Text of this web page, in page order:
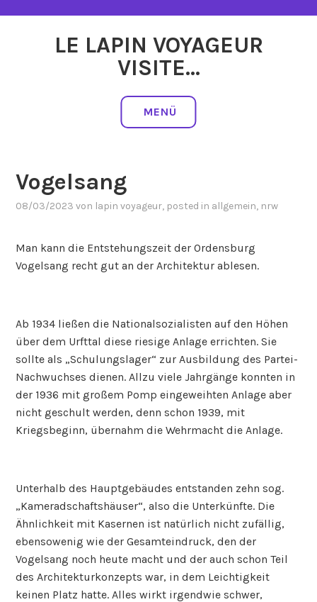
LE LAPIN VOYAGEUR
VISITE…
MENÜ
Vogelsang
08/03/2023 von lapin voyageur, posted in allgemein, nrw
Man kann die Entstehungszeit der Ordensburg
Vogelsang recht gut an der Architektur ablesen.
Ab 1934 ließen die Nationalsozialisten auf den Höhen
über dem Urfttal diese riesige Anlage errichten. Sie
sollte als „Schulungslager“ zur Ausbildung des Partei-
Nachwuchses dienen. Allzu viele Jahrgänge konnten in
der 1936 mit großem Pomp eingeweihten Anlage aber
nicht geschult werden, denn schon 1939, mit
Kriegsbeginn, übernahm die Wehrmacht die Anlage.
Unterhalb des Hauptgebäudes entstanden zehn sog.
„Kameradschaftshäuser“, also die Unterkünfte. Die
Ähnlichkeit mit Kasernen ist natürlich nicht zufällig,
ebensowenig wie der Gesamteindruck, den der
Vogelsang noch heute macht und der auch schon Teil
des Architekturkonzepts war, in dem Leichtigkeit
keinen Platz hatte. Alles wirkt irgendwie schwer,